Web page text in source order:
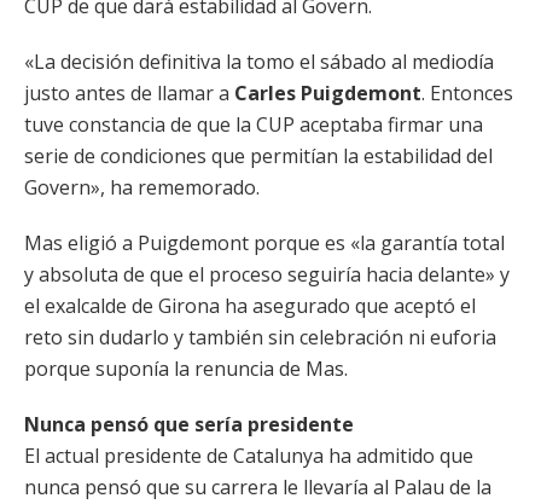
CUP de que dará estabilidad al Govern.
«La decisión definitiva la tomo el sábado al mediodía
justo antes de llamar a Carles Puigdemont. Entonces
tuve constancia de que la CUP aceptaba firmar una
serie de condiciones que permitían la estabilidad del
Govern», ha rememorado.
Mas eligió a Puigdemont porque es «la garantía total
y absoluta de que el proceso seguiría hacia delante» y
el exalcalde de Girona ha asegurado que aceptó el
reto sin dudarlo y también sin celebración ni euforia
porque suponía la renuncia de Mas.
Nunca pensó que sería presidente
El actual presidente de Catalunya ha admitido que
nunca pensó que su carrera le llevaría al Palau de la